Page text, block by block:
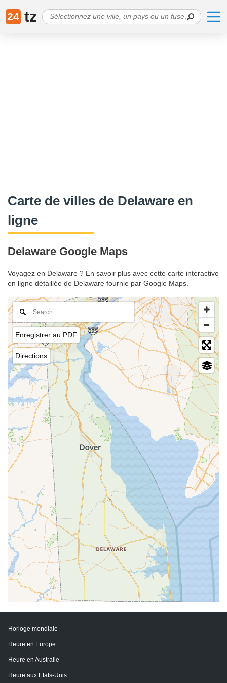
24 tz
Carte de villes de Delaware en
ligne
Delaware Google Maps
Voyagez en Delaware ? En savoir plus avec cette carte interactive
en ligne détaillée de Delaware fournie par Google Maps.
Enregistrer au PDF
Directions
Horloge mondiale
Heure en Europe
Heure en Australie
Heure aux Etats-Unis